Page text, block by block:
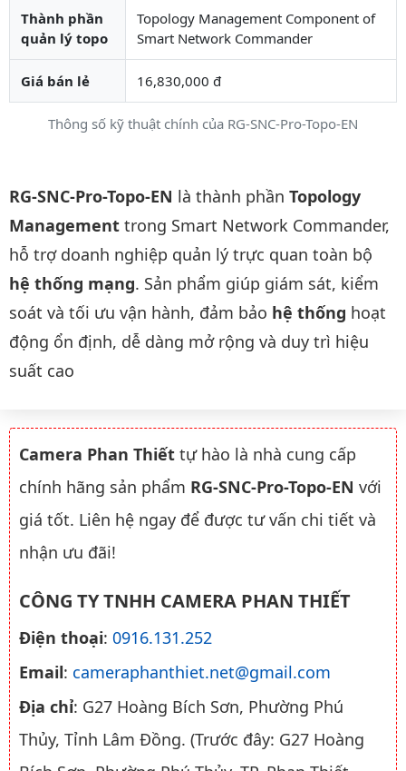
Thông số kỹ thuật chính của RG-SNC-Pro-Topo-EN
Thành phần
quản lý topo
Topology Management Component of
Smart Network Commander
Giá bán lẻ 16,830,000 đ
Mô tả chi tiết sản phẩm
RG-SNC-Pro-Topo-EN là thành phần Topology
Management trong Smart Network Commander,
hỗ trợ doanh nghiệp quản lý trực quan toàn bộ
hệ thống mạng. Sản phẩm giúp giám sát, kiểm
soát và tối ưu vận hành, đảm bảo hệ thống hoạt
động ổn định, dễ dàng mở rộng và duy trì hiệu
suất cao
Camera Phan Thiết tự hào là nhà cung cấp
chính hãng sản phẩm RG-SNC-Pro-Topo-EN với
giá tốt. Liên hệ ngay để được tư vấn chi tiết và
nhận ưu đãi!
CÔNG TY TNHH CAMERA PHAN THIẾT
Điện thoại: 0916.131.252
Email: cameraphanthiet.net@gmail.com
Địa chỉ: G27 Hoàng Bích Sơn, Phường Phú
Thủy, Tỉnh Lâm Đồng. (Trước đây: G27 Hoàng